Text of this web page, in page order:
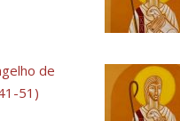
de
51)